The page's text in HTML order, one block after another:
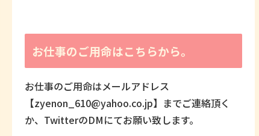
お仕事のご用命はこちらから。
お仕事のご用命はメールアドレス
【zyenon_610@yahoo.co.jp】までご連絡頂く
か、TwitterのDMにてお願い致します。